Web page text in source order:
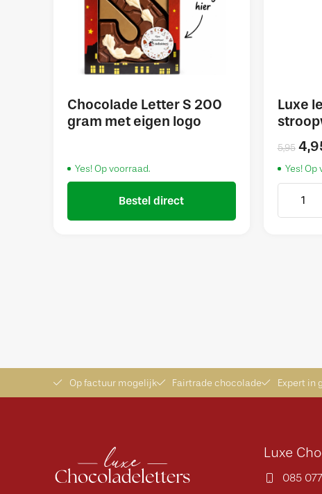
Chocolade Letter S 200
gram met eigen logo
Yes! Op voorraad.
Bestel direct
Luxe
5,95
Yes! Op
Op factuur mogelijk Fairtrade chocolade Expert in
Luxe
085